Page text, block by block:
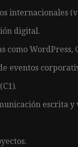
internacionales
digital.
como WordPress,
eventos
escrita y